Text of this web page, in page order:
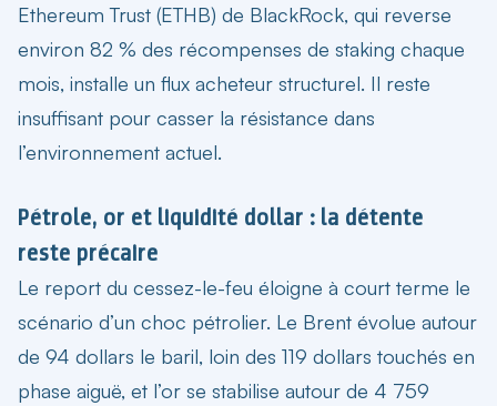
Ethereum Trust (ETHB) de BlackRock, qui reverse
environ 82 % des récompenses de staking chaque
mois, installe un flux acheteur structurel. Il reste
insuffisant pour casser la résistance dans
l’environnement actuel.
Pétrole, or et liquidité dollar : la détente
reste précaire
Le report du cessez-le-feu éloigne à court terme le
scénario d’un choc pétrolier. Le Brent évolue autour
de 94 dollars le baril, loin des 119 dollars touchés en
phase aiguë, et l’or se stabilise autour de 4 759